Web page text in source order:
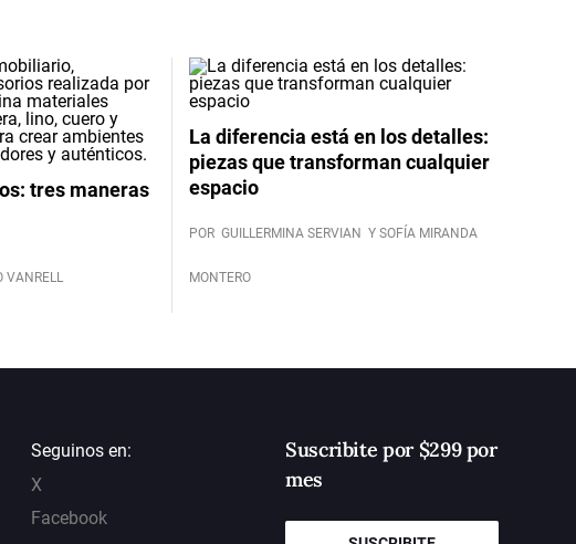
tres maneras
VANRELL
La diferencia está en los detalles:
piezas que transforman cualquier
espacio
POR GUILLERMINA SERVIAN Y SOFÍA MIRANDA
MONTERO
Seguinos en:
X
Facebook
Suscribite por $299 por
mes